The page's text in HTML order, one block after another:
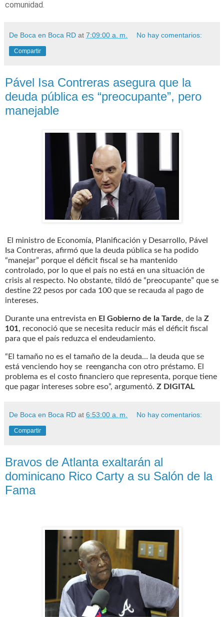
comunidad.
De Boca en Boca RD at 7:09:00 a. m. No hay comentarios:
Compartir
Pável Isa Contreras asegura que la
deuda pública es “preocupante”, pero
manejable
El ministro de Economía, Planificación y Desarrollo, Pável
Isa Contreras, afirmó que la deuda pública se ha podido
“manejar” porque el déficit fiscal se ha mantenido
controlado, por lo que el país no está en una situación de
crisis al respecto. No obstante, tildó de “preocupante” que se
destine 22 pesos por cada 100 que se recauda al pago de
intereses.
Durante una entrevista en El Gobierno de la Tarde, de la Z
101, reconoció que se necesita reducir más el déficit fiscal
para que el país reduzca el endeudamiento.
“El tamaño no es el tamaño de la deuda… la deuda que se
está venciendo hoy se reengancha con otro préstamo. El
problema es el costo financiero que representa, porque tiene
que pagar intereses sobre eso”, argumentó. Z DIGITAL
De Boca en Boca RD at 6:53:00 a. m. No hay comentarios:
Compartir
Bravos de Atlanta exaltarán al
dominicano Rico Carty a su Salón de la
Fama